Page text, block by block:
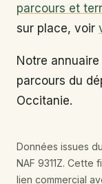
parcours et
sur place, voir
Notre
parcours du
Occitanie.
Données issues
NAF 9311Z.
lien commercial